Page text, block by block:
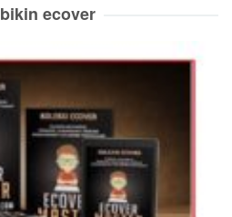
bikin ecover